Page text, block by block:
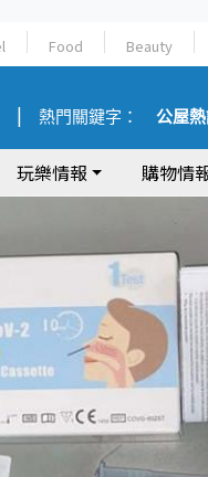
Food Beauty
熱門關鍵字： 公屋
玩樂情報 購物情